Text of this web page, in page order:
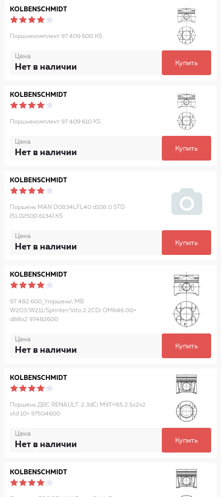
KOLBENSCHMIDT
Поршнекомплект 97 409 600 KS
Цена
Нет в наличии Купить
KOLBENSCHMIDT
Поршнекомплект 97 409 610 KS
Цена
Нет в наличии Купить
KOLBENSCHMIDT
Поршень MAN D0834LFL40 d108.0 STD
(51.02500.6134) KS
Цена
Нет в наличии Купить
KOLBENSCHMIDT
97 482 600_!поршень\ MB
W203/W211/Sprinter/Vito 2.2CDi OM646 00>
d88x2 97482600
Цена
Нет в наличии Купить
KOLBENSCHMIDT
Поршень ДВС RENAULT: 2.3dCi M9T=85 2.5x2x2
std 10> 97504600
Цена
Нет в наличии Купить
KOLBENSCHMIDT